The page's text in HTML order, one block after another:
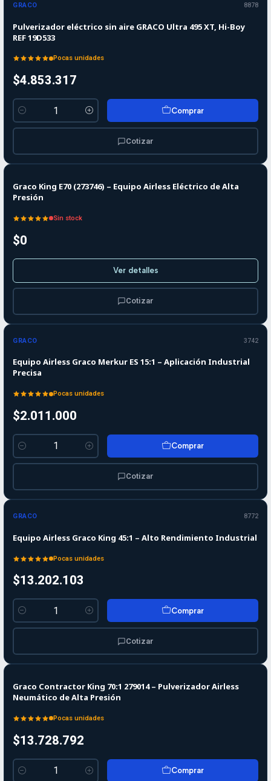
GRACO 8878
Pulverizador eléctrico sin aire GRACO Ultra 495 XT, Hi-Boy
REF 19D533
Pocas unidades
$4.853.317
Cantidad
Comprar
Cotizar
Graco King E70 (273746) – Equipo Airless Eléctrico de Alta
Presión
Sin stock
$0
Ver detalles
Cotizar
GRACO 3742
Equipo Airless Graco Merkur ES 15:1 – Aplicación Industrial
Precisa
Pocas unidades
$2.011.000
Cantidad
Comprar
Cotizar
GRACO 8772
Equipo Airless Graco King 45:1 – Alto Rendimiento Industrial
Pocas unidades
$13.202.103
Cantidad
Comprar
Cotizar
Graco Contractor King 70:1 279014 – Pulverizador Airless
Neumático de Alta Presión
Pocas unidades
$13.728.792
Cantidad
Comprar